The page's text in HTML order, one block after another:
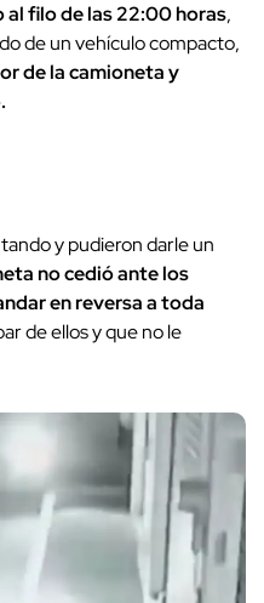
filo de las 22:00 horas,
de un vehículo compacto,
de la camioneta y
y pudieron darle un
no cedió ante los
en reversa a toda
de ellos y que no le